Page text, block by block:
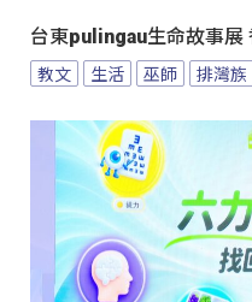
台東pulingau生命故事展
教文 生活 巫師 排灣族